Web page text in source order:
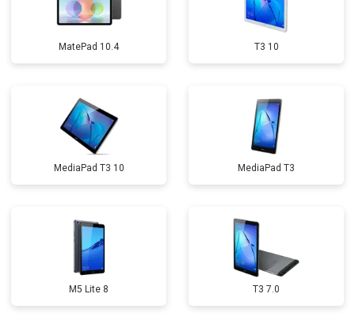
MatePad 10.4 T3 10
MediaPad T3 10 MediaPad T3
M5 Lite 8 T3 7.0